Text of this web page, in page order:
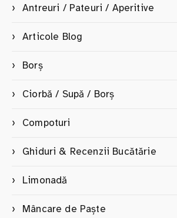
Antreuri / Pateuri / Aperitive
Articole Blog
Borș
Ciorbă / Supă / Borș
Compoturi
Ghiduri & Recenzii Bucătărie
Limonadă
Mâncare de Paște